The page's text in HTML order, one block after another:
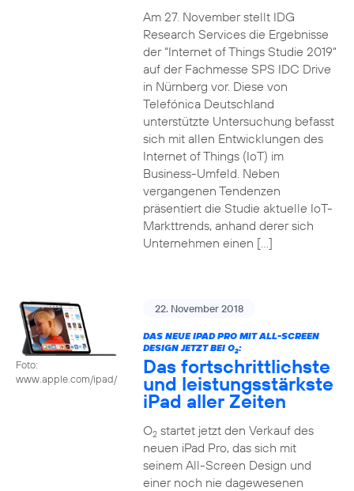
Am 27. November stellt IDG
Research Services die Ergebnisse
der “Internet of Things Studie 2019“
auf der Fachmesse SPS IDC Drive
in Nürnberg vor. Diese von
Telefónica Deutschland
unterstützte Untersuchung befasst
sich mit allen Entwicklungen des
Internet of Things (IoT) im
Business-Umfeld. Neben
vergangenen Tendenzen
präsentiert die Studie aktuelle IoT-
Markttrends, anhand derer sich
Unternehmen einen […]
Foto:
www.apple.com/ipad/
22. November 2018
DAS NEUE IPAD PRO MIT ALL-SCREEN
DESIGN JETZT BEI O2:
Das fortschrittlichste
und leistungsstärkste
iPad aller Zeiten
O2startet jetzt den Verkauf des
neuen iPad Pro, das sich mit
seinem All-Screen Design und
einer noch nie dagewesenen